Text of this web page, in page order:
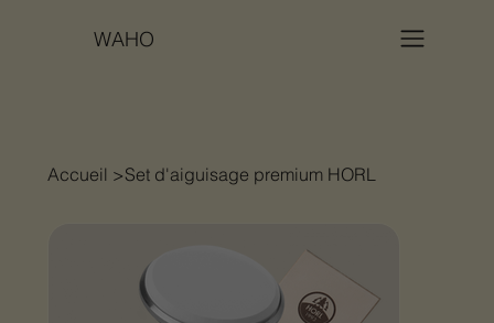
WAHO
Accueil >Set d'aiguisage premium HORL